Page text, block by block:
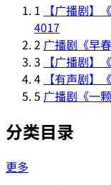
1
【广播剧】
4017
2 广播剧《早
3
【广播剧】
4 【有声剧】
5 广播剧《一
分类目录
更多